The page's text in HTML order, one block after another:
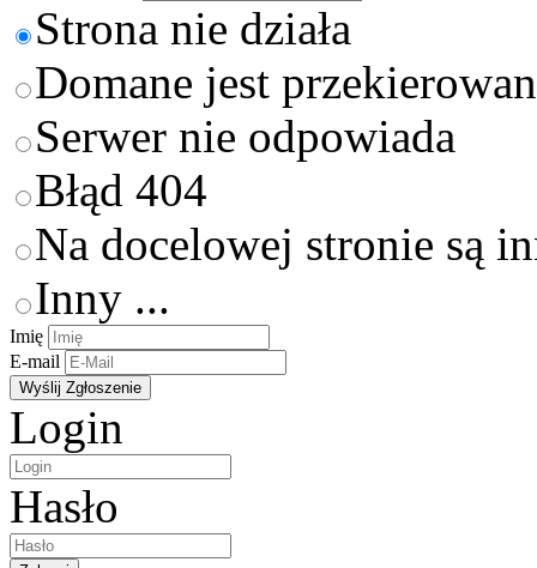
Strona nie działa
Domane jest
Serwer nie odpowiada
Błąd 404
Na docelowej stronie są
Inny ...
Imię
E-mail
Login
Hasło